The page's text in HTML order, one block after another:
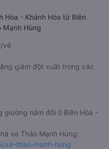
Hòa - Khánh Hòa từ Biên
Mạnh Hùng
vé
giảm đột xuất trong các
giường nằm đôi ở Biên Hòa -
xe Thảo Mạnh Hùng:
xe-thao-manh-hung